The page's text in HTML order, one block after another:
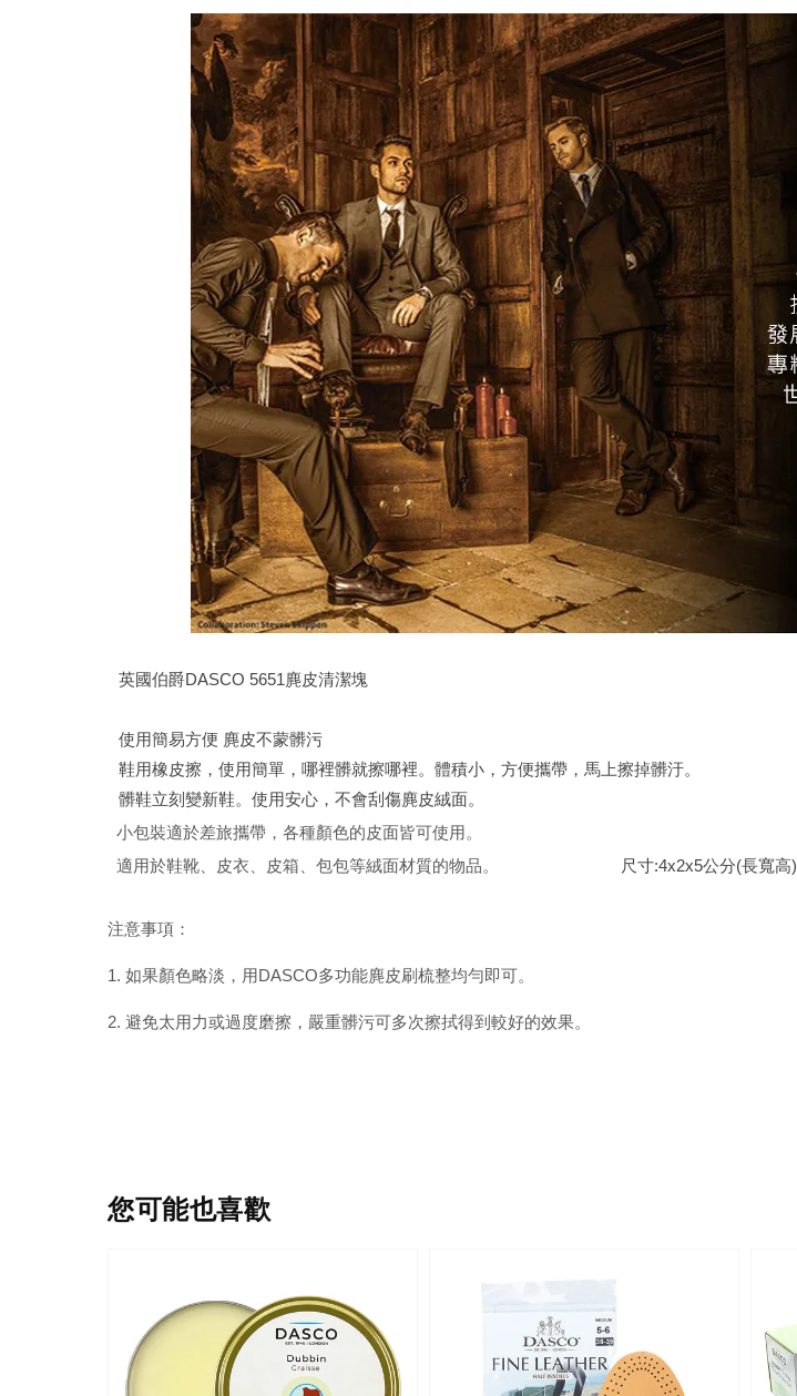
英國伯爵DASCO 5651麂皮清潔塊
使用簡易方便 麂皮不蒙髒污
鞋用橡皮擦，使用簡單，哪裡髒就擦哪裡。體積小，方便攜帶，馬上擦掉髒汙。
髒鞋立刻變新鞋。使用安心，不會刮傷麂皮絨面。
小包裝適於差旅攜帶，各種顏色的皮面皆可使用。
適用於鞋靴、皮衣、皮箱、包包等絨面材質的物品。
尺寸:4x2x5公分(長寬高)
注意事項：
1. 如果顏色略淡，用DASCO多功能麂皮刷梳整均勻即可。
2. 避免太用力或過度磨擦，嚴重髒污可多次擦拭得到較好的效果。
您可能也喜歡